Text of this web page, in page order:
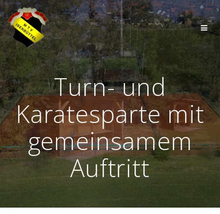
Zum
Inhalt
springen
Turn- und
Karatesparte mit
gemeinsamem
Auftritt